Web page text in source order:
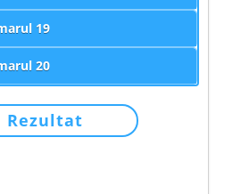
19
20
Rezultat